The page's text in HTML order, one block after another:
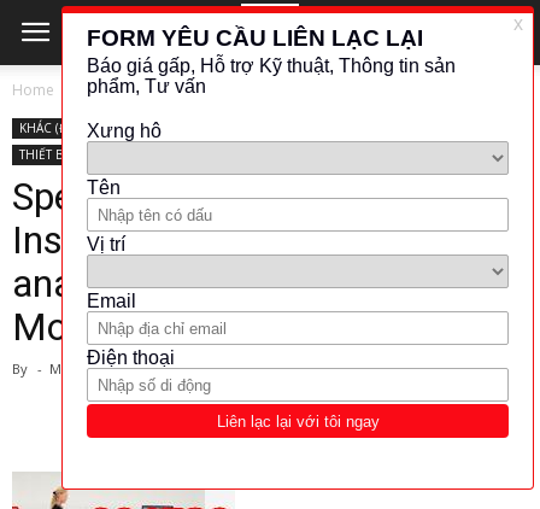
Home KHÁC (ĐO LƯỜNG - KIỂM TRA)
KHÁC (ĐO LƯỜNG - KIỂM TRA)
THIẾT BỊ PHÂN TÍCH
Spectro Analytical
Instruments-Stationary metal
analyzers (
Model:SPECTROLAB )
By - March 1, 2024 803